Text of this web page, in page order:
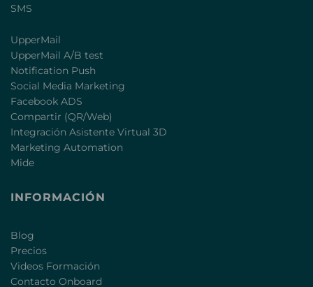
SMS
UpperMail
UpperMail A/B test
Notification Push
Social Media Marketing
Facebook ADS
Compartir (QR/Web)
Integración Asistente Virtual 3D
Marketing Automation
Mide
INFORMACIÓN
Blog
Precios
Videos Formación
Contacto Onboard